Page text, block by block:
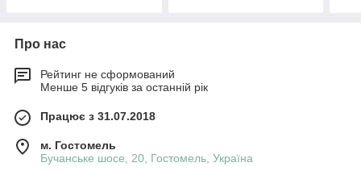
Про нас
Рейтинг не сформований
Менше 5 відгуків за останній рік
Працює з 31.07.2018
м. Гостомель
Бучанське шосе, 20, Гостомель, Україна